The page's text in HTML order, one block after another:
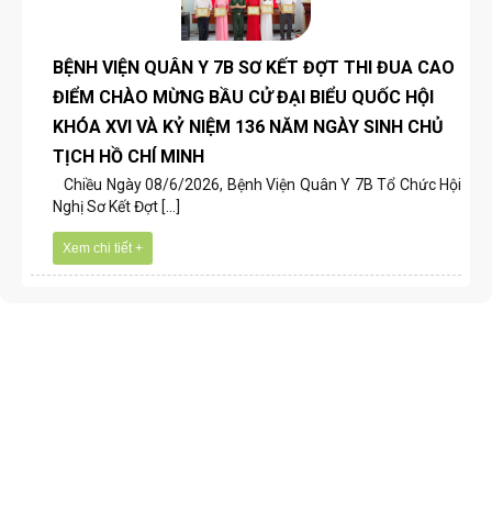
BỆNH VIỆN QUÂN Y 7B SƠ KẾT ĐỢT THI ĐUA CAO
ĐIỂM CHÀO MỪNG BẦU CỬ ĐẠI BIỂU QUỐC HỘI
KHÓA XVI VÀ KỶ NIỆM 136 NĂM NGÀY SINH CHỦ
TỊCH HỒ CHÍ MINH
Chiều Ngày 08/6/2026, Bệnh Viện Quân Y 7B Tổ Chức Hội
Nghị Sơ Kết Đợt [...]
Xem chi tiết +